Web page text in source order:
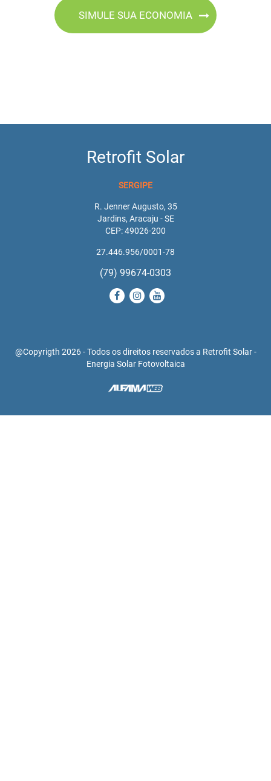
SIMULE SUA ECONOMIA
Retrofit Solar
SERGIPE
R. Jenner Augusto, 35
Jardins, Aracaju - SE
CEP: 49026-200
27.446.956/0001-78
(79) 99674-0303
@Copyrigth 2026 - Todos os direitos reservados a Retrofit Solar -
Energia Solar Fotovoltaica